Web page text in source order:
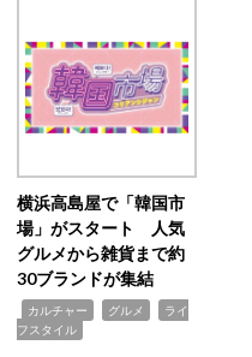
横浜高島屋で「韓国市
場」がスタート 人気
グルメから雑貨まで約
30ブランドが集結
カルチャー グルメ
ライ
フスタイル